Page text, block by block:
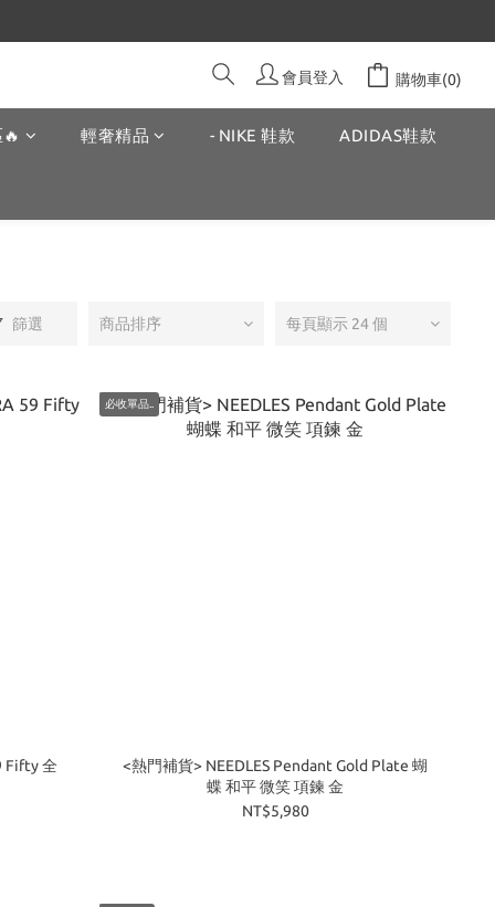
會員登入 購物車(0)
輕奢精品 - NIKE 鞋款 ADIDAS鞋款
篩選 商品排序 每頁顯示 24 個
Fifty 全
必收單品..
<熱門補貨> NEEDLES Pendant Gold Plate 蝴
蝶 和平 微笑 項鍊 金
NT$5,980